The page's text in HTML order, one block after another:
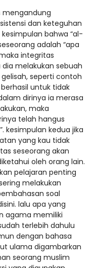
mengandung
dan keteguhan
bahwa “al-
adalah “apa
integritas
melakukan sebuah
seperti contoh
untuk tidak
dirinya ia merasa
maka
telah hangus
kesimpulan kedua jika
yang kau tidak
seseorang akan
oleh orang lain.
pelajaran penting
melakukan
soal
lalu apa yang
agama memiliki
terlebih dahulu
dengan bahasa
ulama digambarkan
seorang muslim